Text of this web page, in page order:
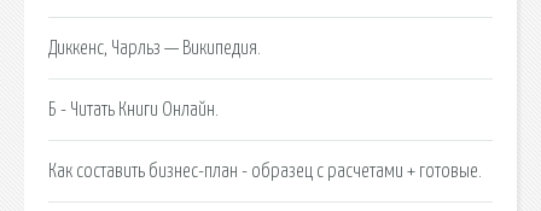
Диккенс, Чарльз — Википедия.
Б - Читать Книги Онлайн.
Как составить бизнес-план - образец с расчетами + готовые.